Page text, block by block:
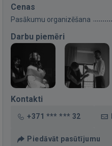
Cenas
Pasākumu organizēšana
Darbu piemēri
Kontakti
+371 *** *** 32
Piedāvāt pasūtījumu